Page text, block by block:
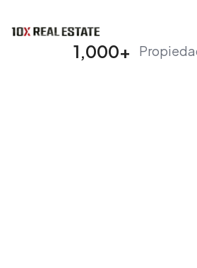
1,000+